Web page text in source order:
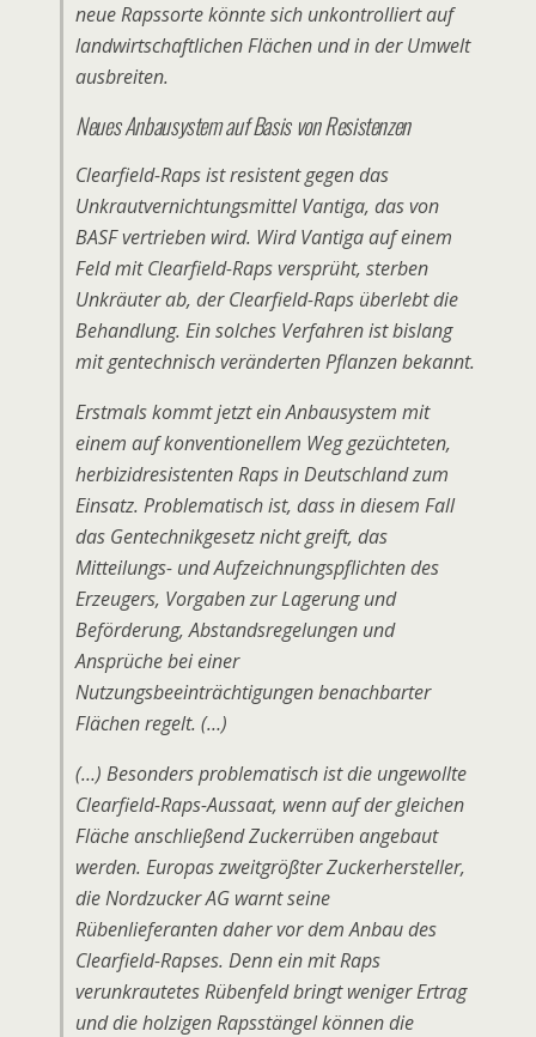
neue Rapssorte könnte sich unkontrolliert auf
landwirtschaftlichen Flächen und in der Umwelt
ausbreiten.
Neues Anbausystem auf Basis von Resistenzen
Clearfield-Raps ist resistent gegen das
Unkrautvernichtungsmittel Vantiga, das von
BASF vertrieben wird. Wird Vantiga auf einem
Feld mit Clearfield-Raps versprüht, sterben
Unkräuter ab, der Clearfield-Raps überlebt die
Behandlung. Ein solches Verfahren ist bislang
mit gentechnisch veränderten Pflanzen bekannt.
Erstmals kommt jetzt ein Anbausystem mit
einem auf konventionellem Weg gezüchteten,
herbizidresistenten Raps in Deutschland zum
Einsatz. Problematisch ist, dass in diesem Fall
das Gentechnikgesetz nicht greift, das
Mitteilungs- und Aufzeichnungspflichten des
Erzeugers, Vorgaben zur Lagerung und
Beförderung, Abstandsregelungen und
Ansprüche bei einer
Nutzungsbeeinträchtigungen benachbarter
Flächen regelt. (…)
(…) Besonders problematisch ist die ungewollte
Clearfield-Raps-Aussaat, wenn auf der gleichen
Fläche anschließend Zuckerrüben angebaut
werden. Europas zweitgrößter Zuckerhersteller,
die Nordzucker AG warnt seine
Rübenlieferanten daher vor dem Anbau des
Clearfield-Rapses. Denn ein mit Raps
verunkrautetes Rübenfeld bringt weniger Ertrag
und die holzigen Rapsstängel können die